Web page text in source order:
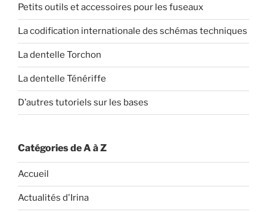
Petits outils et accessoires pour les fuseaux
La codification internationale des schémas techniques
La dentelle Torchon
La dentelle Ténériffe
D’autres tutoriels sur les bases
Catégories de A à Z
Accueil
Actualités d'Irina